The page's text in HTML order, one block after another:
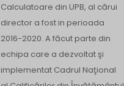
Calculatoare din UPB, al cărui
director a fost in perioada
2016-2020. A făcut parte din
echipa care a dezvoltat şi
implementat Cadrul Naţional